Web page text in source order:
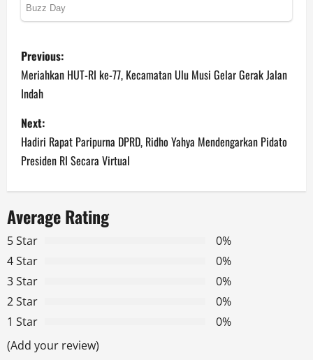
P
o
s
t
n
a
v
i
g
a
t
Previous:
Meriahkan HUT-RI ke-77, Kecamatan Ulu Musi Gelar Gerak Jalan
Indah
Next:
Hadiri Rapat Paripurna DPRD, Ridho Yahya Mendengarkan Pidato
Presiden RI Secara Virtual
Average Rating
5 Star
0%
4 Star
0%
3 Star
0%
2 Star
0%
1 Star
0%
(Add your review)